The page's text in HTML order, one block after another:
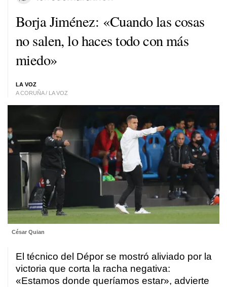
Borja Jiménez: «Cuando las cosas
no salen, lo haces todo con más
miedo»
LA VOZ
A CORUÑA / LA VOZ
César Quian
El técnico del Dépor se mostró aliviado por la
victoria que corta la racha negativa:
«Estamos donde queríamos estar», advierte